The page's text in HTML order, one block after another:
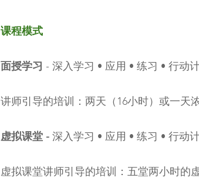
课程模式
面授学习 - 深入学习 • 应用 • 练习 • 行动
讲师引导的培训：两天（16小时）或一天
虚拟课堂 -深入学习 • 应用 • 练习 • 行动
虚拟课堂讲师引导的培训：五堂两小时的